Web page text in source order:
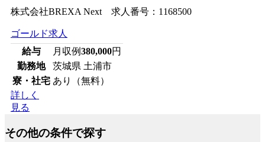
株式会社BREXA Next 求人番号：1168500
ゴールド求人
給与
月収例380,000円
勤務地
茨城県 土浦市
寮・社宅 あり（無料）
詳しく
見る
その他の条件で探す